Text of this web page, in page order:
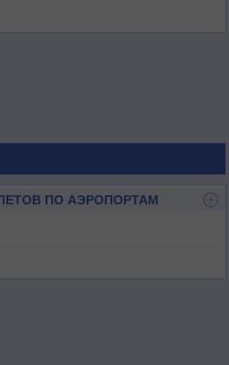
ПО АЭРОПОРТАМ